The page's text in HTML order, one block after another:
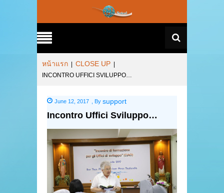
หน้าแรก CLOSE UP
INCONTRO UFFICI SVILUPPO…
June 12, 2017 By support
Incontro Uffici Sviluppo…